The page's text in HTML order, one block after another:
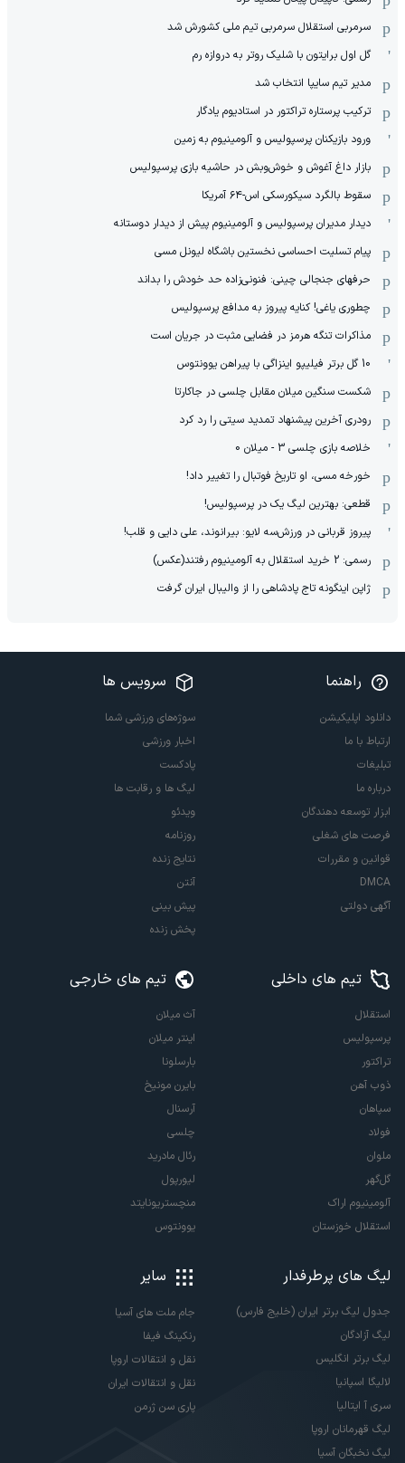
سرمربی استقلال سرمربی تیم ملی کشورش شد
گل اول برایتون با شلیک روتر به دروازه رم
مدیر تیم سایپا انتخاب شد
ترکیب پرستاره تراکتور در استادیوم یادگار
ورود بازیکنان پرسپولیس و آلومینیوم به زمین
بازار داغ آغوش و خوش‌و‌بش در حاشیه بازی پرسپولیس
سقوط بالگرد سیکورسکی اس-۶۴ آمریکا
دیدار مدیران پرسپولیس و آلومینیوم پیش از دیدار دوستانه
پیام تسلیت احساسی نخستین باشگاه لیونل مسی
حرفهای جنجالی چینی: فنونی‌زاده حد خودش را بداند
چطوری یاغی! کنایه پیروز به مدافع پرسپولیس
مذاکرات تنگه هرمز در فضایی مثبت در جریان است
10 گل برتر فیلیپو اینزاگی با پیراهن یوونتوس
شکست سنگین میلان مقابل چلسی در جاکارتا
رودری آخرین پیشنهاد تمدید سیتی را رد کرد
خلاصه بازی چلسی 3 - میلان 0
خورخه مسی، او تاریخ فوتبال را تغییر داد!
قطعی: بهترین لیگ یک در پرسپولیس!
پیروز قربانی در ورزش‌سه لایو: بیرانوند، علی دایی و قلب!
رسمی: 2 خرید استقلال به آلومینیوم رفتند(عکس)
ژاپن اینگونه تاج پادشاهی را از والیبال ایران گرفت
راهنما
دانلود اپلیکیشن
ارتباط با ما
تبلیغات
درباره ما
ابزار توسعه دهندگان
فرصت های شغلی
قوانین و مقررات
DMCA
آگهی دولتی
سرویس ها
سوژه‌های ورزشی شما
اخبار ورزشی
پادکست
لیگ ها و رقابت ها
ویدئو
روزنامه
نتایج زنده
آنتن
پیش بینی
پخش زنده
تیم های داخلی
استقلال
پرسپولیس
تراکتور
ذوب آهن
سپاهان
فولاد
ملوان
گل‌گهر
آلومینیوم اراک
استقلال خوزستان
تیم های خارجی
آث میلان
اینتر میلان
بارسلونا
بایرن مونیخ
آرسنال
چلسی
رئال مادرید
لیورپول
منچستریونایتد
یوونتوس
لیگ های پرطرفدار
جدول لیگ برتر ایران (خلیج فارس)
لیگ آزادگان
لیگ برتر انگلیس
لالیگا اسپانیا
سری آ ایتالیا
لیگ قهرمانان اروپا
لیگ نخبگان آسیا
سایر
جام ملت های آسیا
رنکینگ فیفا
نقل و انتقالات اروپا
نقل و انتقالات ایران
پاری سن ژرمن